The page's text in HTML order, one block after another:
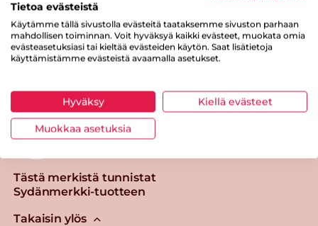
Tulosta sivu Jaa tuote
Tästä merkistä tunnistat
Sydänmerkki-tuotteen
Takaisin ylös
Tietoa evästeistä
Käytämme tällä sivustolla evästeitä taataksemme sivuston parhaan
mahdollisen toiminnan. Voit hyväksyä kaikki evästeet, muokata omia
evästeasetuksiasi tai kieltää evästeiden käytön. Saat lisätietoja
käyttämistämme evästeistä avaamalla asetukset.
Hyväksy Kiellä evästeet
Muokkaa asetuksia